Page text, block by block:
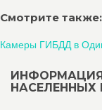
Смотрите также:
Камеры ГИБДД в
ИНФОРМАЦИЯ
НАСЕЛЕННЫХ